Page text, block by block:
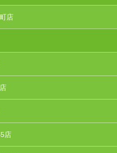
店
店